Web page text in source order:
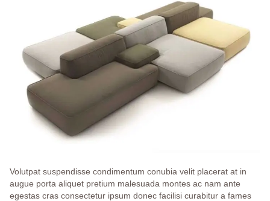
Volutpat suspendisse condimentum conubia velit placerat at in
augue porta aliquet pretium malesuada montes ac nam ante
egestas cras consectetur ipsum donec facilisi curabitur a fames